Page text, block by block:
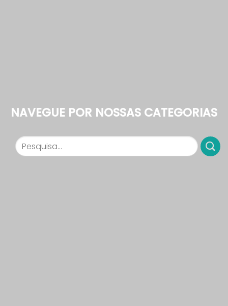
NAVEGUE POR NOSSAS CATEGORIAS
Pesquisar
por: